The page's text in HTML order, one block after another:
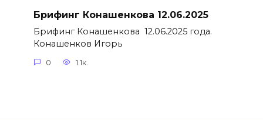
Брифинг Конашенкова 12.06.2025
Брифинг Конашенкова 12.06.2025 года.
Конашенков Игорь
0 1.1к.